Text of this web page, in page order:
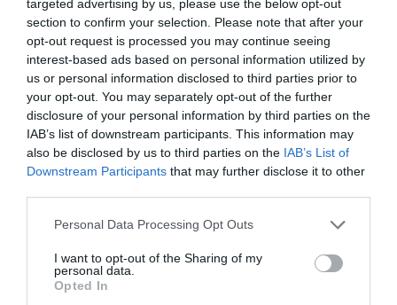
targeted advertising by us, please use the below opt-out
section to confirm your selection. Please note that after your
opt-out request is processed you may continue seeing
interest-based ads based on personal information utilized by
us or personal information disclosed to third parties prior to
your opt-out. You may separately opt-out of the further
disclosure of your personal information by third parties on the
IAB’s list of downstream participants. This information may
also be disclosed by us to third parties on the IAB’s List of
Downstream Participants that may further disclose it to other
Please note that this website/app uses one or more Google
not limited to your visit or usage behaviour. You may click to
grant or deny consent to Google and its third-party tags to
use your data for below specified purposes in below Google
Personal Data Processing Opt Outs
I want to opt-out of the Sharing of my
personal data.
Opted In
Legfrissebb híreink
ÚJ HŰTŐRENDSZER A MARKHOT FERENC
KÓRHÁZBAN: TÖBB MINT 70 ...
2026. augusztus 06| Eger ügye
HOLTAN SZÁLLÍTOTTÁK HAZA A 80 ÉVES
ASSZONYT A HATVANI KÓR...
GÁRDONYI MESEKERT VÁRJA A